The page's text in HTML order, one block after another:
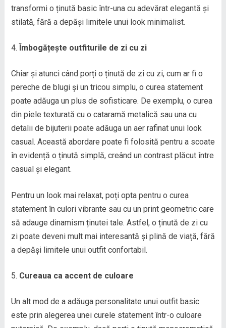
transformi o ținută basic într-una cu adevărat elegantă și
stilată, fără a depăși limitele unui look minimalist.
Îmbogățește outfiturile de zi cu zi
Chiar și atunci când porți o ținută de zi cu zi, cum ar fi o
pereche de blugi și un tricou simplu, o curea statement
poate adăuga un plus de sofisticare. De exemplu, o curea
din piele texturată cu o cataramă metalică sau una cu
detalii de bijuterii poate adăuga un aer rafinat unui look
casual. Această abordare poate fi folosită pentru a scoate
în evidență o ținută simplă, creând un contrast plăcut între
casual și elegant.
Pentru un look mai relaxat, poți opta pentru o curea
statement în culori vibrante sau cu un print geometric care
să adauge dinamism ținutei tale. Astfel, o ținută de zi cu
zi poate deveni mult mai interesantă și plină de viață, fără
a depăși limitele unui outfit confortabil.
Cureaua ca accent de culoare
Un alt mod de a adăuga personalitate unui outfit basic
este prin alegerea unei curele statement într-o culoare